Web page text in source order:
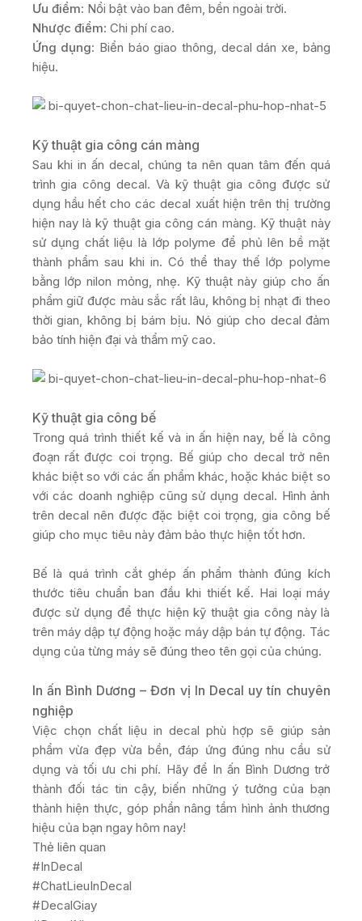
Ưu điểm: Nổi bật vào ban đêm, bền ngoài trời.
Nhược điểm: Chi phí cao.
Ứng dụng: Biển báo giao thông, decal dán xe, bảng
hiệu.
Kỹ thuật gia công cán màng
Sau khi in ấn decal, chúng ta nên quan tâm đến quá
trình gia công decal. Và kỹ thuật gia công được sử
dụng hầu hết cho các decal xuất hiện trên thị trường
hiện nay là kỹ thuật gia công cán màng. Kỹ thuật này
sử dụng chất liệu là lớp polyme để phủ lên bề mặt
thành phẩm sau khi in. Có thể thay thế lớp polyme
bằng lớp nilon mỏng, nhẹ. Kỹ thuật này giúp cho ấn
phẩm giữ được màu sắc rất lâu, không bị nhạt đi theo
thời gian, không bị bám bịu. Nó giúp cho decal đảm
bảo tính hiện đại và thẩm mỹ cao.
Kỹ thuật gia công bế
Trong quá trình thiết kế và in ấn hiện nay, bế là công
đoạn rất được coi trọng. Bế giúp cho decal trở nên
khác biệt so với các ấn phẩm khác, hoặc khác biệt so
với các doanh nghiệp cũng sử dụng decal. Hình ảnh
trên decal nên được đặc biệt coi trọng, gia công bế
giúp cho mục tiêu này đảm bảo thực hiện tốt hơn.
Bế là quá trình cắt ghép ấn phẩm thành đúng kích
thước tiêu chuẩn ban đầu khi thiết kế. Hai loại máy
được sử dụng để thực hiện kỹ thuật gia công này là
trên máy dập tự động hoặc máy dập bán tự động. Tác
dụng của từng máy sẽ đúng theo tên gọi của chúng.
In ấn Bình Dương – Đơn vị In Decal uy tín chuyên
nghiệp
Việc chọn chất liệu in decal phù hợp sẽ giúp sản
phẩm vừa đẹp vừa bền, đáp ứng đúng nhu cầu sử
dụng và tối ưu chi phí. Hãy để In ấn Bình Dương trở
thành đối tác tin cậy, biến những ý tưởng của bạn
thành hiện thực, góp phần nâng tầm hình ảnh thương
hiệu của bạn ngay hôm nay!
Thẻ liên quan
#InDecal
#ChatLieuInDecal
#DecalGiay